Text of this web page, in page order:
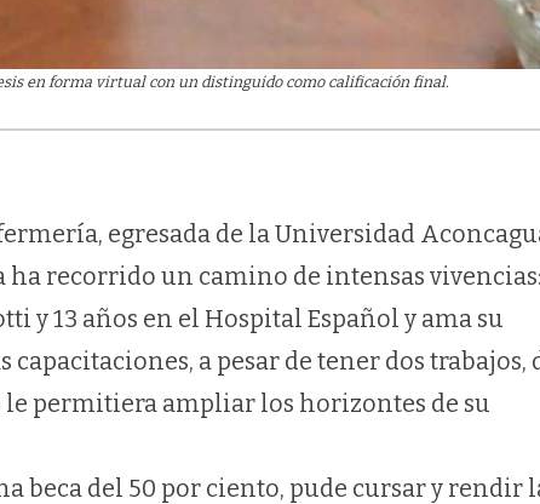
en forma virtual con un distinguido como calificación final.
egresada de la Universidad
ha recorrido un camino de intensas
y 13 años en el Hospital Español y ama su
capacitaciones, a pesar de tener dos trabajos,
permitiera ampliar los horizontes de su
beca del 50 por ciento, pude cursar y rendir